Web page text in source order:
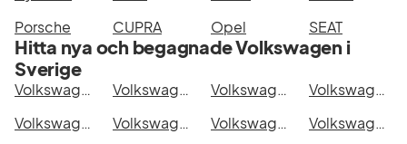
Porsche
CUPRA Opel SEAT
Hitta nya och begagnade Volkswagen i
Sverige
Volkswagen ID.3 Pro Edition i Stockholm Volkswagen ID.3 Pro Edition i Göteborg Volkswagen ID.3 Pro Edition i Helsingborg
Volkswagen ID.3 Pro Edition i Jönköping
Volkswagen ID.3 Pro Edition i Malmö
Volkswagen ID.3 Pro Edition i Örebro Volkswagen ID.3 Pro Edition i Norrköping
Volkswagen ID.3 Pro Edition i Linköping